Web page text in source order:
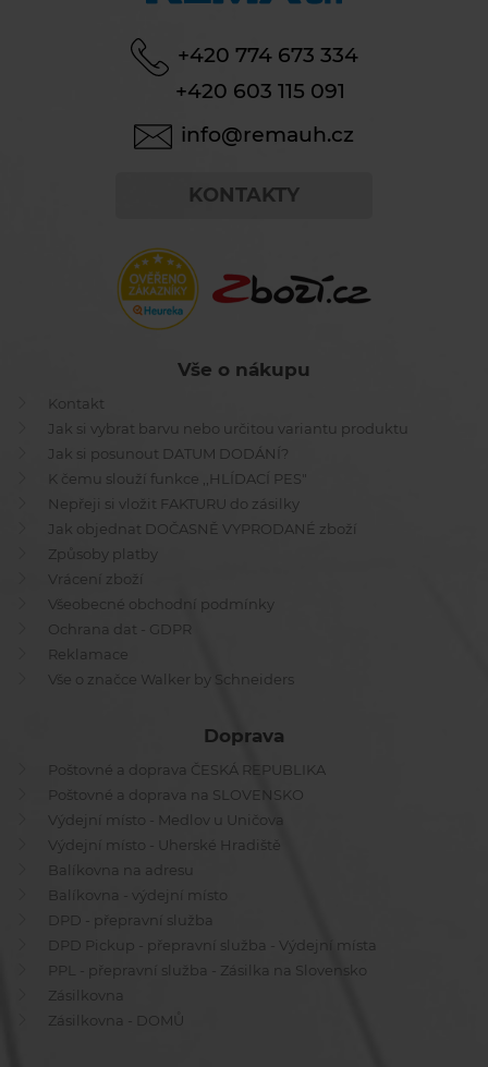
+420 774 673 334
+420 603 115 091
info@remauh.cz
KONTAKTY
Vše o nákupu
Kontakt
Jak si vybrat barvu nebo určitou variantu produktu
Jak si posunout DATUM DODÁNÍ?
K čemu slouží funkce ,,HLÍDACÍ PES"
Nepřeji si vložit FAKTURU do zásilky
Jak objednat DOČASNĚ VYPRODANÉ zboží
Způsoby platby
Vrácení zboží
Všeobecné obchodní podmínky
Ochrana dat - GDPR
Reklamace
Vše o značce Walker by Schneiders
Doprava
Poštovné a doprava ČESKÁ REPUBLIKA
Poštovné a doprava na SLOVENSKO
Výdejní místo - Medlov u Uničova
Výdejní místo - Uherské Hradiště
Balíkovna na adresu
Balíkovna - výdejní místo
DPD - přepravní služba
DPD Pickup - přepravní služba - Výdejní místa
PPL - přepravní služba - Zásilka na Slovensko
Zásilkovna
Zásilkovna - DOMŮ